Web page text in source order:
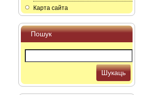
Карта сайта
Пошук
Шукаць